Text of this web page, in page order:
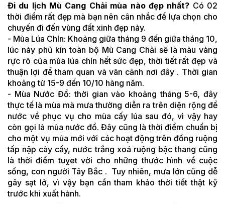
Đi du lịch Mù Cang Chải mùa nào đẹp nhất? Có 02
thời điểm rất đẹp mà bạn nên cân nhắc để lựa chọn cho
chuyến đi đến vùng đất xinh đẹp này.
- Mùa Lúa Chín: Khoảng giữa tháng 9 đến giữa tháng 10,
lúc này phủ kín toàn bộ Mù Cang Chải sẽ là màu vàng
rực rõ của mùa lúa chín hết sức đẹp, thời tiết rất đẹp và
thuận lợi để tham quan và vãn cảnh nơi đây . Thời gian
khoảng từ 15-9 đến 10/10 hàng năm.
- Mùa Nước Đổ: thời gian vào khoảng tháng 5-6, đây
thực tế là mùa mà mưa thường diễn ra trên diện rộng để
nước về phục vụ cho mùa cấy lúa sau đó, vì vậy hay
còn gọi là mùa nước đổ. Đây cũng là thời điểm chuẩn bị
cho một vụ mùa mới với các hoạt động trên đồng ruộng
tấp nập cày cấy, nước trắng xoá ruộng bậc thang cũng
là thời điểm tuỵet vời cho những thước hình về cuộc
sống, con người Tây Bắc . Tuy nhiên, mưa lớn cũng dễ
gây sạt lở, vì vậy bạn cần tham khảo thời tiết thật kỹ
trước khi xuất hành.